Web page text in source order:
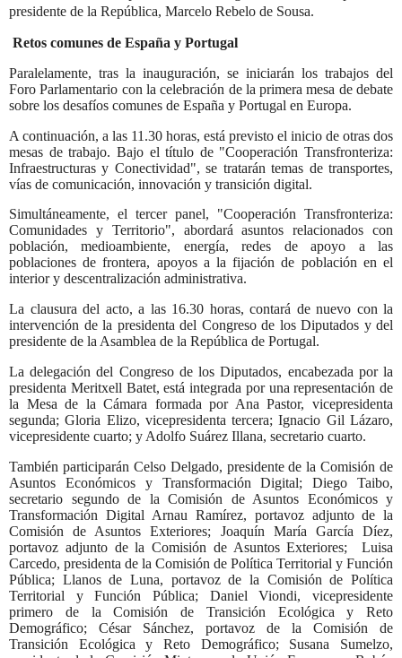
presidente de la República, Marcelo Rebelo de Sousa.
Retos comunes de España y Portugal
Paralelamente, tras la inauguración, se iniciarán los trabajos del
Foro Parlamentario con la celebración de la primera mesa de debate
sobre los desafíos comunes de España y Portugal en Europa.
A continuación, a las 11.30 horas, está previsto el inicio de otras dos
mesas de trabajo. Bajo el título de "Cooperación Transfronteriza:
Infraestructuras y Conectividad", se tratarán temas de transportes,
vías de comunicación, innovación y transición digital.
Simultáneamente, el tercer panel, "Cooperación Transfronteriza:
Comunidades y Territorio", abordará asuntos relacionados con
población, medioambiente, energía, redes de apoyo a las
poblaciones de frontera, apoyos a la fijación de población en el
interior y descentralización administrativa.
La clausura del acto, a las 16.30 horas, contará de nuevo con la
intervención de la presidenta del Congreso de los Diputados y del
presidente de la Asamblea de la República de Portugal.
La delegación del Congreso de los Diputados, encabezada por la
presidenta Meritxell Batet, está integrada por una representación de
la Mesa de la Cámara formada por Ana Pastor, vicepresidenta
segunda; Gloria Elizo, vicepresidenta tercera; Ignacio Gil Lázaro,
vicepresidente cuarto; y Adolfo Suárez Illana, secretario cuarto.
También participarán Celso Delgado, presidente de la Comisión de
Asuntos Económicos y Transformación Digital; Diego Taibo,
secretario segundo de la Comisión de Asuntos Económicos y
Transformación Digital Arnau Ramírez, portavoz adjunto de la
Comisión de Asuntos Exteriores; Joaquín María García Díez,
portavoz adjunto de la Comisión de Asuntos Exteriores; Luisa
Carcedo, presidenta de la Comisión de Política Territorial y Función
Pública; Llanos de Luna, portavoz de la Comisión de Política
Territorial y Función Pública; Daniel Viondi, vicepresidente
primero de la Comisión de Transición Ecológica y Reto
Demográfico; César Sánchez, portavoz de la Comisión de
Transición Ecológica y Reto Demográfico; Susana Sumelzo,